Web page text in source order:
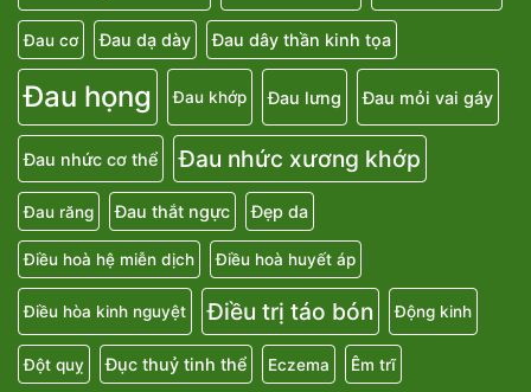
Đau cơ Đau dạ dày Đau dây thần kinh tọa
Đau họng Đau khớp Đau lưng Đau mỏi vai gáy
Đau nhức cơ thể Đau nhức xương khớp
Đau răng Đau thắt ngực Đẹp da
Điều hoà hệ miễn dịch Điều hoà huyết áp
Điều hòa kinh nguyệt Điều trị táo bón Động kinh
Đột quỵ Đục thuỷ tinh thể Eczema Êm trĩ